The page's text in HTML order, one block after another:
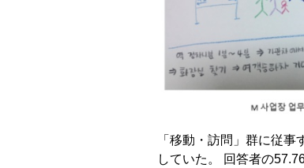
「移動・訪問」群に従
していた。 回答者の